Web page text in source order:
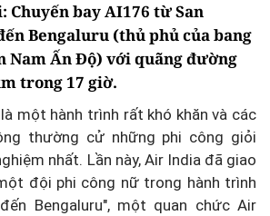
Chuyến bay AI176 từ San
Bengaluru (thủ phủ của bang
Nam Ấn Độ) với quãng đường
trong 17 giờ.
một hành trình rất khó khăn và các
thường cử những phi công giỏi
nhất. Lần này, Air India đã giao
đội phi công nữ trong hành trình
Bengaluru", một quan chức Air